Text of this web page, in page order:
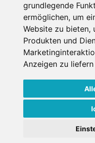
grundlegende
ermöglichen, um
Website zu bieten,
Produkten und
Anzeigen zu